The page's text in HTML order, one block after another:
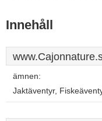
Innehåll
ämnen:
Jaktäventyr,